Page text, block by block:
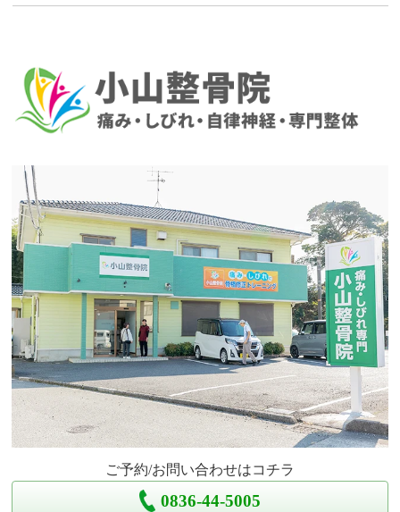
ご予約/お問い合わせはコチラ
0836-44-5005